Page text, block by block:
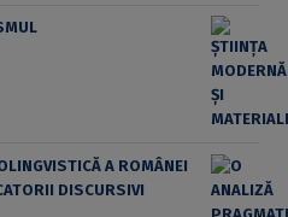
A ROMÂNEI
DISCURSIVI